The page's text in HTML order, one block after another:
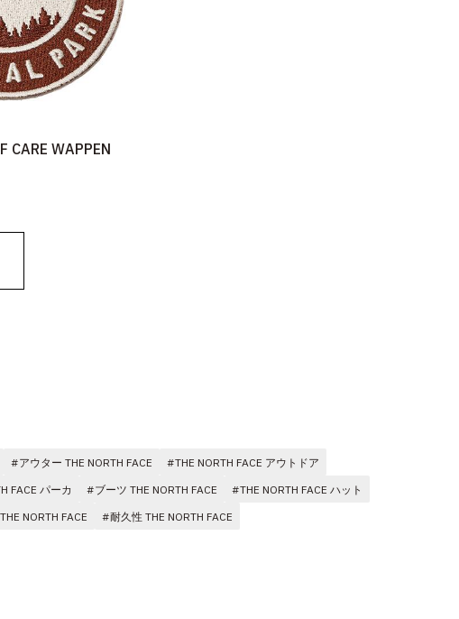
CARE WAPPEN
#アウター THE NORTH FACE
#THE NORTH FACE アウトドア
FACE パーカ #ブーツ THE NORTH FACE
#THE NORTH FACE ハット
NORTH FACE #耐久性 THE NORTH FACE